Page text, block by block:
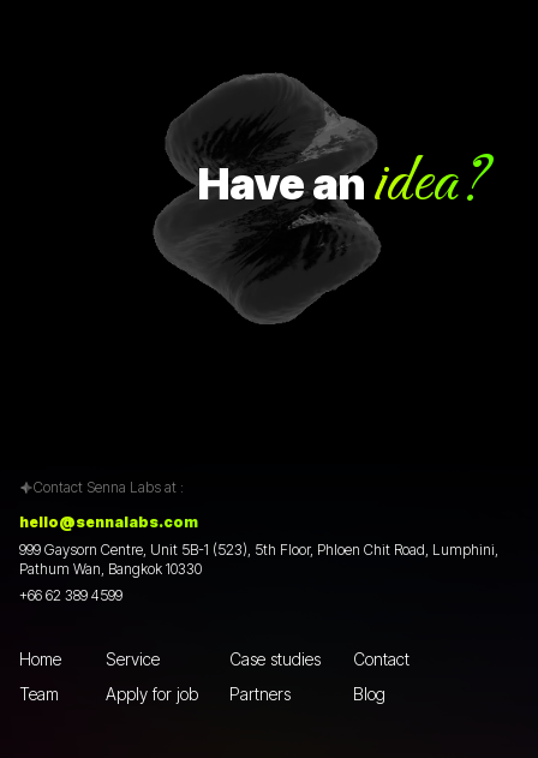
Haveanidea?
Contact Senna Labs at :
hello@sennalabs.com
999 Gaysorn Centre, Unit 5B-1 (523), 5th Floor, Phloen Chit Road, Lumphini,
Pathum Wan, Bangkok 10330
+66 62 389 4599
Home Service Case studies
Contact
Team
Apply for job Partners Blog